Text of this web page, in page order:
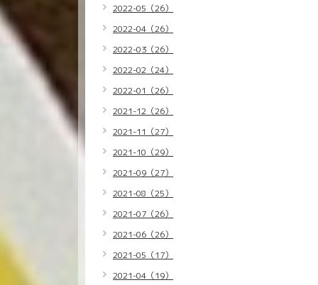
2022-05（26）
2022-04（26）
2022-03（26）
2022-02（24）
2022-01（26）
2021-12（26）
2021-11（27）
2021-10（29）
2021-09（27）
2021-08（25）
2021-07（26）
2021-06（26）
2021-05（17）
2021-04（19）